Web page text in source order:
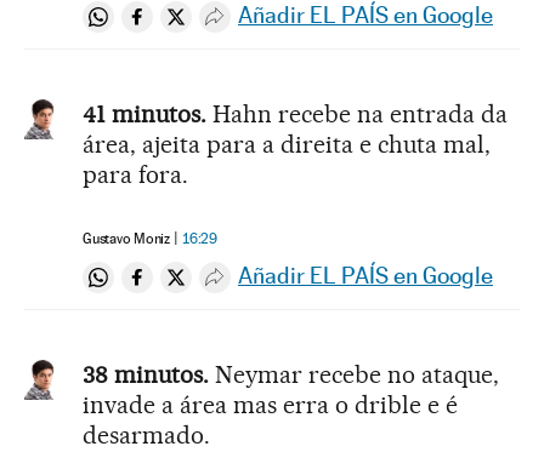
Compartir en Whatsapp
Compartir en Facebook
Compartir en Twitter
Desplegar Redes Sociales
Añadir EL PAÍS en Google
41 minutos. Hahn recebe na entrada da
área, ajeita para a direita e chuta mal,
para fora.
Gustavo Moniz 16:29
Compartir en Whatsapp
Compartir en Facebook
Compartir en Twitter
Desplegar Redes Sociales
Añadir EL PAÍS en Google
38 minutos. Neymar recebe no ataque,
invade a área mas erra o drible e é
desarmado.